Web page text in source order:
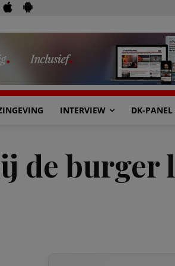
INTERVIEW DK-PANEL
de burger